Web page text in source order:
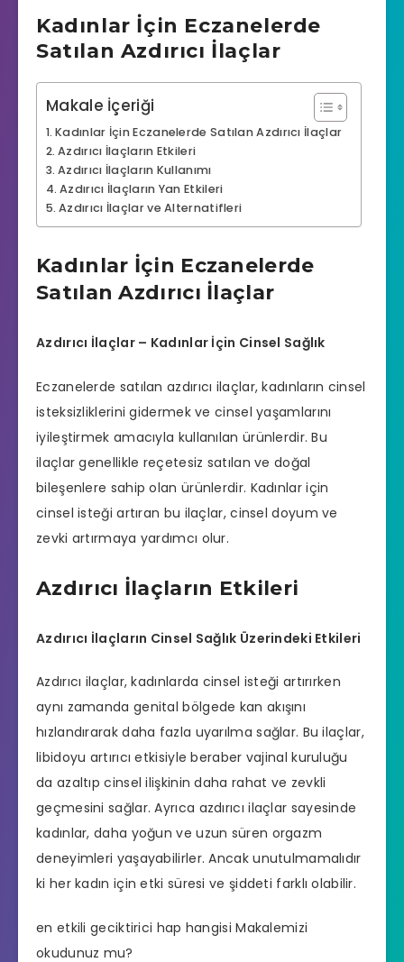
Kadınlar İçin Eczanelerde
Satılan Azdırıcı İlaçlar
Makale İçeriği
Kadınlar İçin Eczanelerde Satılan Azdırıcı İlaçlar
Azdırıcı İlaçların Etkileri
Azdırıcı İlaçların Kullanımı
Azdırıcı İlaçların Yan Etkileri
Azdırıcı İlaçlar ve Alternatifleri
Kadınlar İçin Eczanelerde
Satılan Azdırıcı İlaçlar
Azdırıcı İlaçlar – Kadınlar İçin Cinsel Sağlık
Eczanelerde satılan azdırıcı ilaçlar, kadınların cinsel
isteksizliklerini gidermek ve cinsel yaşamlarını
iyileştirmek amacıyla kullanılan ürünlerdir. Bu
ilaçlar genellikle reçetesiz satılan ve doğal
bileşenlere sahip olan ürünlerdir. Kadınlar için
cinsel isteği artıran bu ilaçlar, cinsel doyum ve
zevki artırmaya yardımcı olur.
Azdırıcı İlaçların Etkileri
Azdırıcı İlaçların Cinsel Sağlık Üzerindeki Etkileri
Azdırıcı ilaçlar, kadınlarda cinsel isteği artırırken
aynı zamanda genital bölgede kan akışını
hızlandırarak daha fazla uyarılma sağlar. Bu ilaçlar,
libidoyu artırıcı etkisiyle beraber vajinal kuruluğu
da azaltıp cinsel ilişkinin daha rahat ve zevkli
geçmesini sağlar. Ayrıca azdırıcı ilaçlar sayesinde
kadınlar, daha yoğun ve uzun süren orgazm
deneyimleri yaşayabilirler. Ancak unutulmamalıdır
ki her kadın için etki süresi ve şiddeti farklı olabilir.
en etkili geciktirici hap hangisi Makalemizi
okudunuz mu?